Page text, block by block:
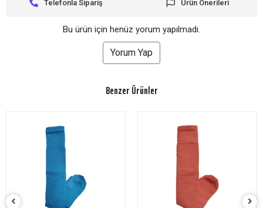
Telefonla Sipariş
Ürün Önerileri
Bu ürün için henüz yorum yapılmadı.
Yorum Yap
Benzer Ürünler